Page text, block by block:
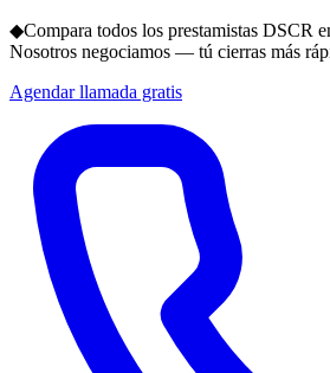
◆Compara todos los prestamistas DSCR
Nosotros negociamos — tú cierras más
Agendar llamada gratis